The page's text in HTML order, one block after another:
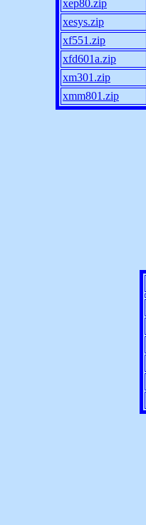
xep80.zip
xesys.zip
xf551.zip
xfd601a.zip
xm301.zip
xmm801.zip